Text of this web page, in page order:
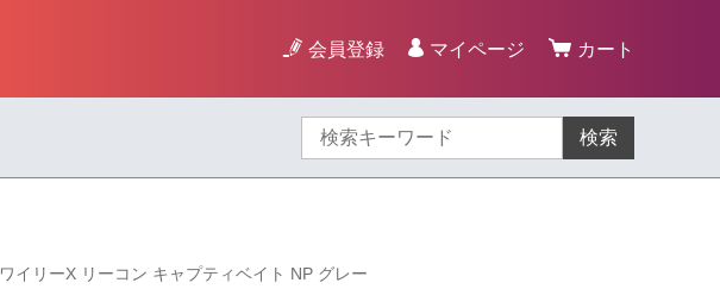
会員登録 マイページ カート
検索
ワイリーX リーコン キャプティベイト NP グレー